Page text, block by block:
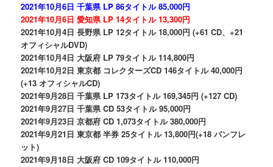
2021年10月6日 千葉県 LP 86タイトル 85,000円
2021年10月6日 愛知県 LP 14タイトル 13,300円
2021年10月4日 長野県 LP 12タイトル 18,000円 (+61 CD、+21
オフィシャルDVD)
2021年10月4日 大阪府 LP 79タイトル 114,800円
2021年10月2日 東京都 コレクターズCD 146タイトル 40,000円
(+13 オフィシャルCD)
2021年9月28日 千葉県 LP 173タイトル 169,345円 (+127 CD)
2021年9月27日 千葉県 CD 53タイトル 95,000円
2021年9月23日 京都府 CD 1,073タイトル 380,000円
2021年9月21日 東京都 半券 25タイトル 13,800円(+18 パンフレ
ット)
2021年9月18日 大阪府 CD 109タイトル 110,000円